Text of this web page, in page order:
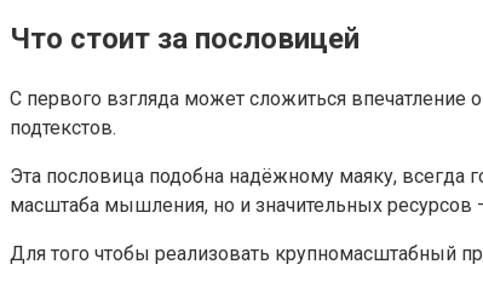
Что стоит за пословицей
С первого взгляда может сложиться впечатление
подтекстов.
Эта пословица подобна надёжному маяку, всегда
масштаба мышления, но и значительных ресурсов
Для того чтобы реализовать крупномасштабный